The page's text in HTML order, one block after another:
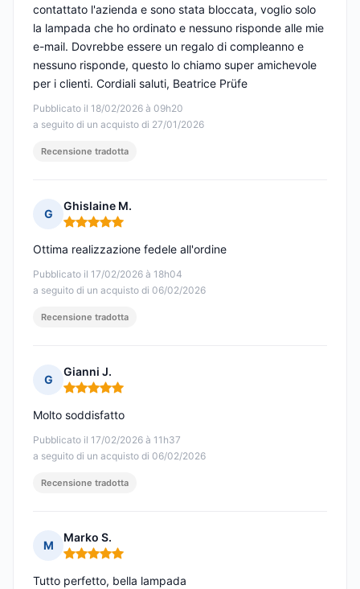
Pubblicato il 18/02/2026 à 09h20
a seguito di un acquisto di 27/01/2026
contattato l'azienda e sono stata bloccata, voglio solo
la lampada che ho ordinato e nessuno risponde alle mie
e-mail. Dovrebbe essere un regalo di compleanno e
nessuno risponde, questo lo chiamo super amichevole
per i clienti. Cordiali saluti, Beatrice Prüfe
Recensione tradotta
G
Ghislaine M.
Nota: 5 su 5
Pubblicato il 17/02/2026 à 18h04
a seguito di un acquisto di 06/02/2026
Ottima realizzazione fedele all'ordine
Recensione tradotta
G
Gianni J.
Nota: 5 su 5
Pubblicato il 17/02/2026 à 11h37
a seguito di un acquisto di 06/02/2026
Molto soddisfatto
Recensione tradotta
M
Marko S.
Nota: 5 su 5
Tutto perfetto, bella lampada